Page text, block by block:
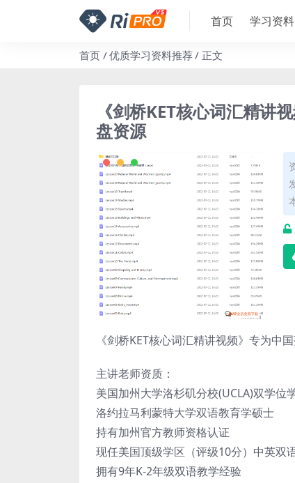
首页 学习资料
首页 优质学习资料推荐 正文
《剑桥KET核心词汇精讲
盘资源
《剑桥KET核心词汇精讲视频》专为中
主讲老师资质：
美国加州大学洛杉矶分校(UCLA)双学位
洛约拉马利蒙特大学双语教育学硕士
持有加州官方教师资格认证
现任美国顶级学区（评级10分）中英双
拥有9年K-2年级双语教学经验